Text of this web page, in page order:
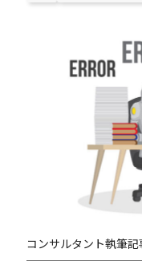
コンサルタント執筆記